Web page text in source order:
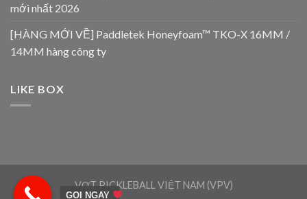
mới nhất 2026
[HÀNG MỚI VỀ] Paddletek Honeyfoam™ TKO-X 16MM /
14MM hàng công ty
LIKE BOX
VỢT PICKLEBALL VIỆT NAM (VPV)
GỌI NGAY